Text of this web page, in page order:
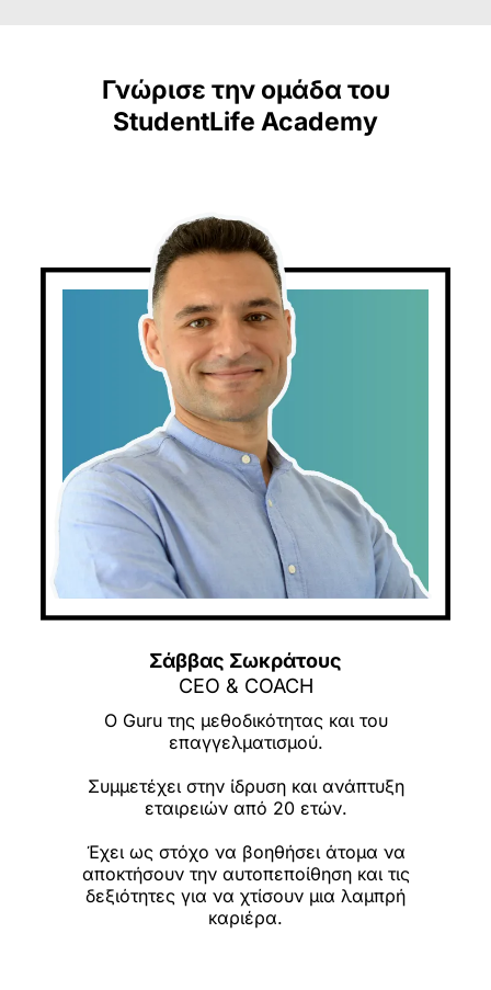
Γνώρισε την ομάδα του
StudentLife Academy
Σάββας Σωκράτους
CEO & COACH
Ο Guru της μεθοδικότητας και του
επαγγελματισμού.
Συμμετέχει στην ίδρυση και ανάπτυξη
εταιρειών από 20 ετών.
Έχει ως στόχο να βοηθήσει άτομα να
αποκτήσουν την αυτοπεποίθηση και τις
δεξιότητες για να χτίσουν μια λαμπρή
καριέρα.